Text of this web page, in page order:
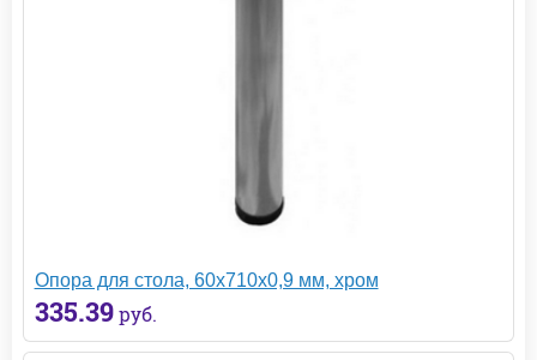
Опора для стола, 60х710х0,9 мм, хром
335.39 руб.